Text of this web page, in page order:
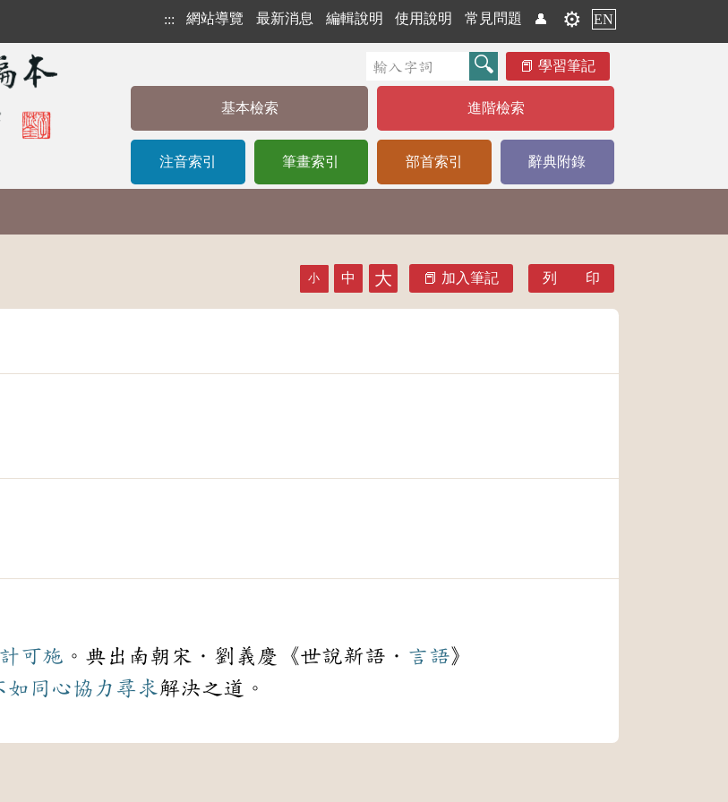
::: 網站導覽 最新消息 編輯說明 使用說明 常見問題 👤 ⚙️ EN
學習筆記
基本檢索 進階檢索
注音索引 筆畫索引 部首索引 辭典附錄
小 中 大 加入筆記 列 印
可施 。典出南朝宋．劉義慶《世說新語． 言語》
如 同心協力 尋求解決之道。